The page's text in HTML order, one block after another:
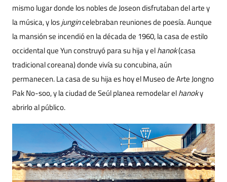
mismo lugar donde los nobles de Joseon disfrutaban del arte y
la música, y losjungincelebraban reuniones de poesía. Aunque
la mansión se incendió en la década de 1960, la casa de estilo
occidental que Yun construyó para su hija y elhanok(casa
tradicional coreana) donde vivía su concubina, aún
permanecen. La casa de su hija es hoy el Museo de Arte Jongno
Pak No-soo, y la ciudad de Seúl planea remodelar elhanoky
abrirlo al público.